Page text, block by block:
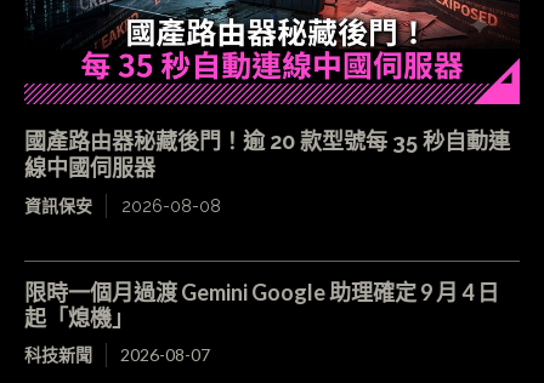
國產路由器秘藏後門！逾 20 款型號每 35 秒自動連
線中國伺服器
資訊保安 2026-08-08
限時一個月過渡 Gemini Google 助理確定 9 月 4 日
起「熄機」
科技新聞 2026-08-07